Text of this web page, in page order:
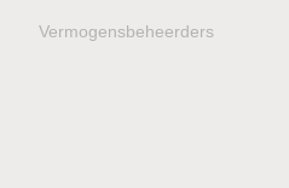
Vermogensbeheerders